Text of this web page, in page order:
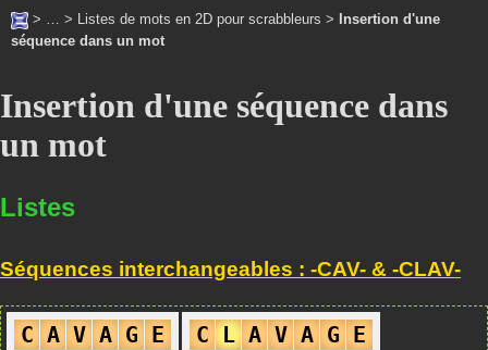
> … > Listes de mots en 2D pour scrabbleurs >
Insertion d'une
séquence dans un mot
Insertion d'une séquence dans
un mot
Listes
Séquences interchangeables : -CAV- & -CLAV-
C A V A G E C L A V A G E